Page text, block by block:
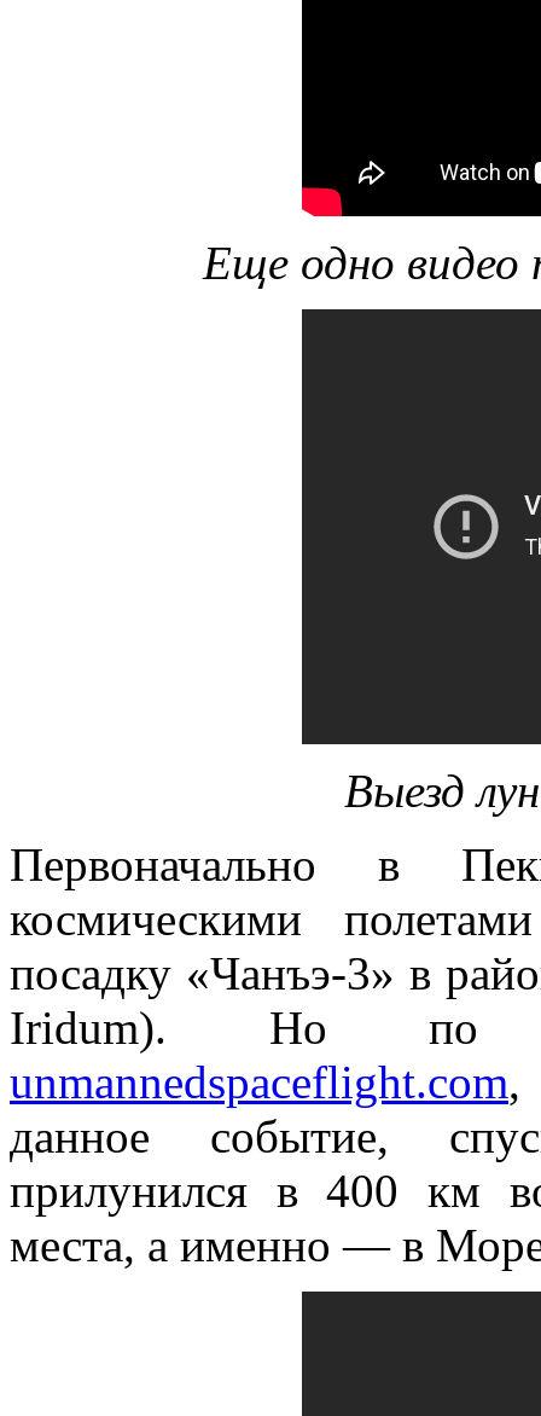
Еще одно видео
Выезд
Первоначально в
космическими
посадку «Чанъэ-3» в
Iridum). Но
unmannedspaceflight.com,
данное событие,
прилунился в 400 км
места, а именно — в